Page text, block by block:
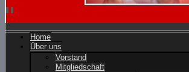
Home
Über uns
Vorstand
Mitgliedschaft